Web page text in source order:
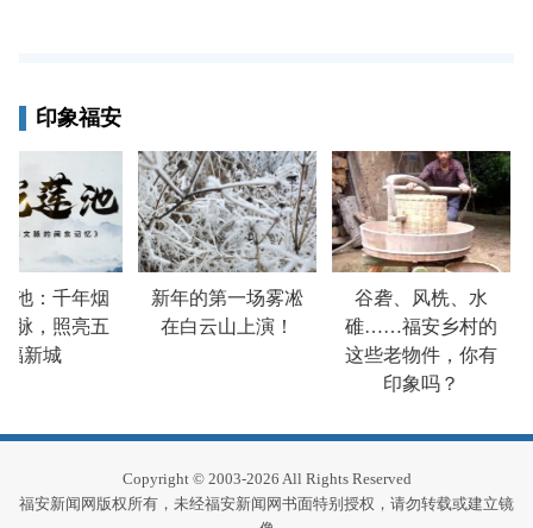
印象福安
：千年烟
，照亮五
城
新年的第一场雾凇
在白云山上演！
谷砻、风㭠、水
碓……福安乡村的
这些老物件，你有
印象吗？
Copyright © 2003-2026 All Rights Reserved
福安新闻网版权所有，未经福安新闻网书面特别授权，请勿转载或建立镜